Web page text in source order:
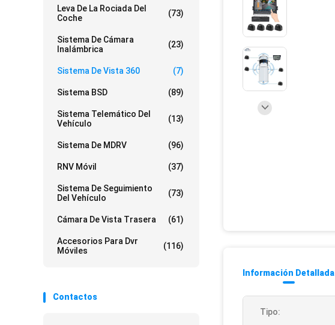
Leva De La Rociada Del
Coche
(73)
Sistema De Cámara
Inalámbrica
(23)
Sistema De Vista 360 (7)
Sistema BSD (89)
Sistema Telemático Del
Vehículo
(13)
Sistema De MDRV (96)
RNV Móvil (37)
Sistema De Seguimiento
Del Vehículo
(73)
Cámara De Vista Trasera (61)
Accesorios Para Dvr
Móviles
(116)
Contactos
Información Detallada
Tipo: